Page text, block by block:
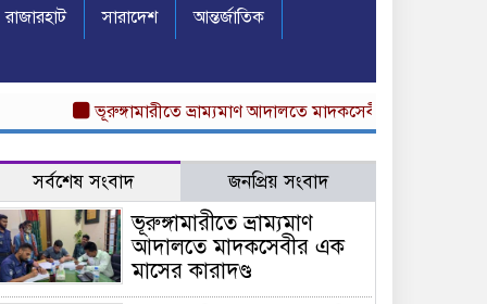
রাজারহাট সারাদেশ
আন্তর্জাতিক
ভূরুঙ্গামারীতে ভ্রাম্যমাণ আদালতে মাদকসেবীর এক মাসের কারাদণ্ড
সর্বশেষ সংবাদ জনপ্রিয় সংবাদ
ভূরুঙ্গামারীতে ভ্রাম্যমাণ
আদালতে মাদকসেবীর এক
মাসের কারাদণ্ড